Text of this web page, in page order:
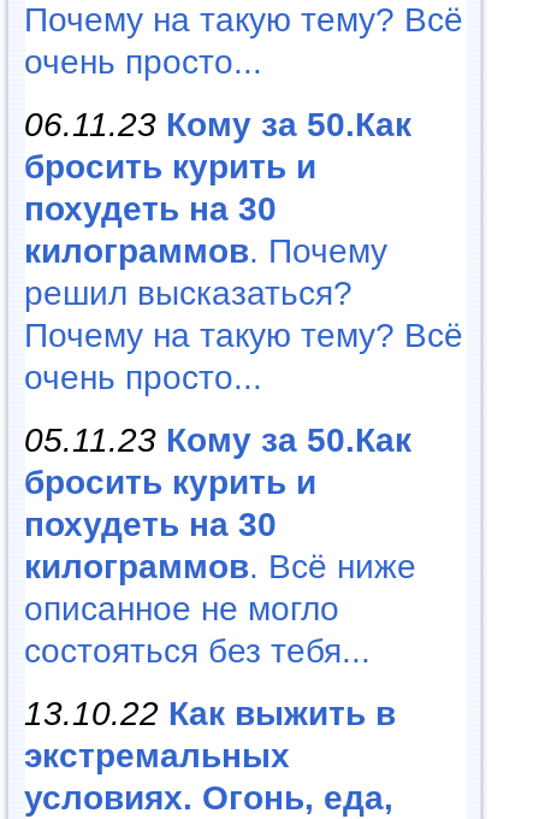
Почему на такую тему? Всё
очень просто...
06.11.23 Кому за 50.Как
бросить курить и
похудеть на 30
килограммов. Почему
решил высказаться?
Почему на такую тему? Всё
очень просто...
05.11.23 Кому за 50.Как
бросить курить и
похудеть на 30
килограммов. Всё ниже
описанное не могло
состояться без тебя...
13.10.22 Как выжить в
экстремальных
условиях. Огонь, еда,